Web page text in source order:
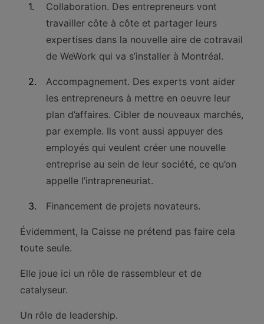
Collaboration. Des entrepreneurs vont
travailler côte à côte et partager leurs
expertises dans la nouvelle aire de cotravail
de WeWork qui va s’installer à Montréal.
Accompagnement. Des experts vont aider
les entrepreneurs à mettre en oeuvre leur
plan d’affaires. Cibler de nouveaux marchés,
par exemple. Ils vont aussi appuyer des
employés qui veulent créer une nouvelle
entreprise au sein de leur société, ce qu’on
appelle l’intrapreneuriat.
Financement de projets novateurs.
Évidemment, la Caisse ne prétend pas faire cela
toute seule.
Elle joue ici un rôle de rassembleur et de
catalyseur.
Un rôle de leadership.